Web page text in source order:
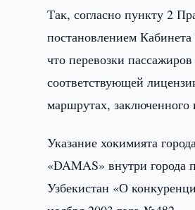
Так, согласно пункту 2
постановлением
что перевозки
соответствующей
маршрутах, заключенного
Указание хокимията
«DAMAS» внутри города
Узбекистан «О